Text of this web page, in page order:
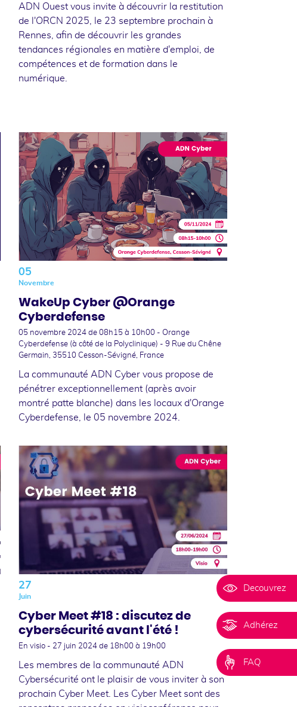
ADN Ouest vous invite à découvrir la restitution
de l'ORCN 2025, le 23 septembre prochain à
Rennes, afin de découvrir les grandes
tendances régionales en matière d'emploi, de
compétences et de formation dans le
numérique.
05
Novembre
WakeUp Cyber @Orange
Cyberdefense
05 novembre 2024 de 08h15 à 10h00 - Orange
Cyberdefense (à côté de la Polyclinique) - 9 Rue du Chêne
Germain, 35510 Cesson-Sévigné, France
La communauté ADN Cyber vous propose de
pénétrer exceptionnellement (après avoir
montré patte blanche) dans les locaux d'Orange
Cyberdefense, le 05 novembre 2024.
27
Juin
Cyber Meet #18 : discutez de
cybersécurité avant l'été !
En visio - 27 juin 2024 de 18h00 à 19h00
Les membres de la communauté ADN
Cybersécurité ont le plaisir de vous inviter à son
prochain Cyber Meet. Les Cyber Meet sont des
Decouvrez
Adhérez
FAQ